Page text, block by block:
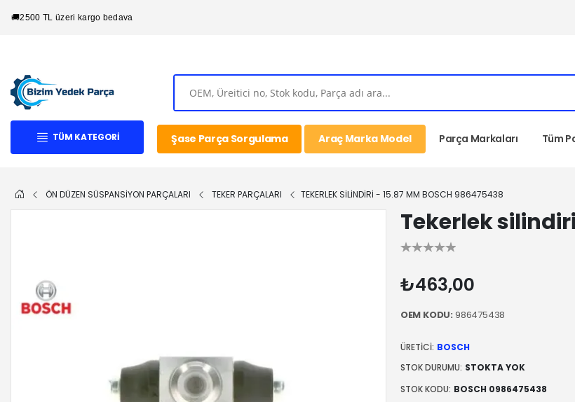
🚚2500 TL üzeri kargo bedava
TÜM KATEGORI Şase Parça Sorgulama Araç Marka Model Parça Markaları Tüm
ÖN DÜZEN SÜSPANSİYON PARÇALARI TEKER PARÇALARI TEKERLEK SILINDIRI - 15.87 MM BOSCH 986475438
Tekerlek
₺463,00
OEM KODU: 986475438
ÜRETICI: BOSCH
STOK DURUMU: STOKTA YOK
STOK KODU: BOSCH 0986475438